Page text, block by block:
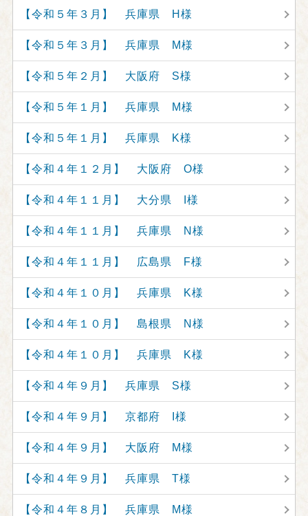
【令和５年３月】 兵庫県 H様
【令和５年３月】 兵庫県 M様
【令和５年２月】 大阪府 S様
【令和５年１月】 兵庫県 M様
【令和５年１月】 兵庫県 K様
【令和４年１２月】 大阪府 O様
【令和４年１１月】 大分県 I様
【令和４年１１月】 兵庫県 N様
【令和４年１１月】 広島県 F様
【令和４年１０月】 兵庫県 K様
【令和４年１０月】 島根県 N様
【令和４年１０月】 兵庫県 K様
【令和４年９月】 兵庫県 S様
【令和４年９月】 京都府 I様
【令和４年９月】 大阪府 M様
【令和４年９月】 兵庫県 T様
【令和４年８月】 兵庫県 M様